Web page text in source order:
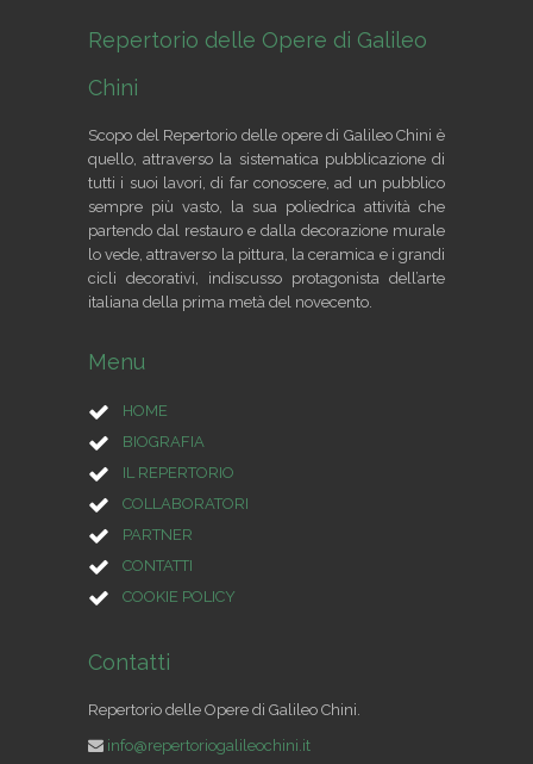
Repertorio delle Opere di Galileo
Chini
Scopo del Repertorio delle opere di Galileo Chini è
quello, attraverso la sistematica pubblicazione di
tutti i suoi lavori, di far conoscere, ad un pubblico
sempre più vasto, la sua poliedrica attività che
partendo dal restauro e dalla decorazione murale
lo vede, attraverso la pittura, la ceramica e i grandi
cicli decorativi, indiscusso protagonista dell’arte
italiana della prima metà del novecento.
Menu
HOME
BIOGRAFIA
IL REPERTORIO
COLLABORATORI
PARTNER
CONTATTI
COOKIE POLICY
Contatti
Repertorio delle Opere di Galileo Chini.
info@repertoriogalileochini.it